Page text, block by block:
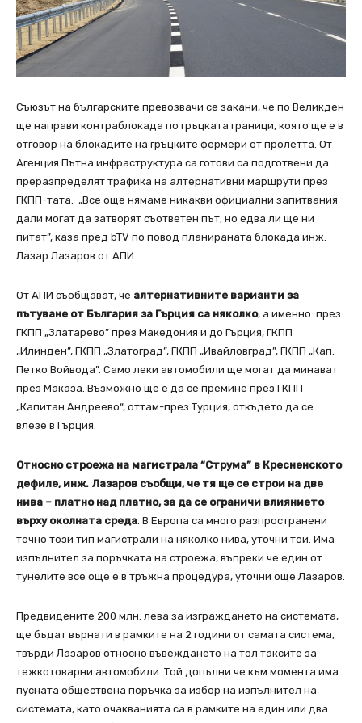
Съюзът на българските превозвачи се закани, че по Великден
ще направи контраблокада по гръцката граници, която ще е в
отговор на блокадите на гръцките фермери от пролетта. От
Агенция Пътна инфраструктура са готови са подготвени да
преразпределят трафика на алтернативни маршрути през
ГКПП-тата. „Все още нямаме никакви официални запитвания
дали могат да затворят съответен път, но едва ли ще ни
питат”, каза пред bTV по повод планираната блокада инж.
Лазар Лазаров от АПИ.
От АПИ съобщават, че алтернативните варианти за
пътуване от България за Гърция са няколко, а именно: през
ГКПП „Златарево” през Македония и до Гърция, ГКПП
„Илинден”, ГКПП „Златоград”, ГКПП „Ивайловград”, ГКПП „Кап.
Петко Войвода”. Само леки автомобили ще могат да минават
през Маказа. Възможно ще е да се премине през ГКПП
„Капитан Андреево“, оттам-през Турция, откъдето да се
влезе в Гърция.
Относно строежа на магистрала “Струма” в Кресненското
дефиле, инж. Лазаров съобщи, че тя ще се строи на две
нива – платно над платно, за да се ограничи влиянието
върху околната среда. В Европа са много разпространени
точно този тип магистрали на няколко нива, уточни той. Има
изпълнител за поръчката на строежа, въпреки че един от
тунелите все още е в тръжна процедура, уточни още Лазаров.
Предвидените 200 млн. лева за изграждането на системата,
ще бъдат върнати в рамките на 2 години от самата система,
твърди Лазаров относно въвеждането на тол таксите за
тежкотоварни автомобили. Той допълни че към момента има
пусната обществена поръчка за избор на изпълнител на
системата, като очакванията са в рамките на един или два